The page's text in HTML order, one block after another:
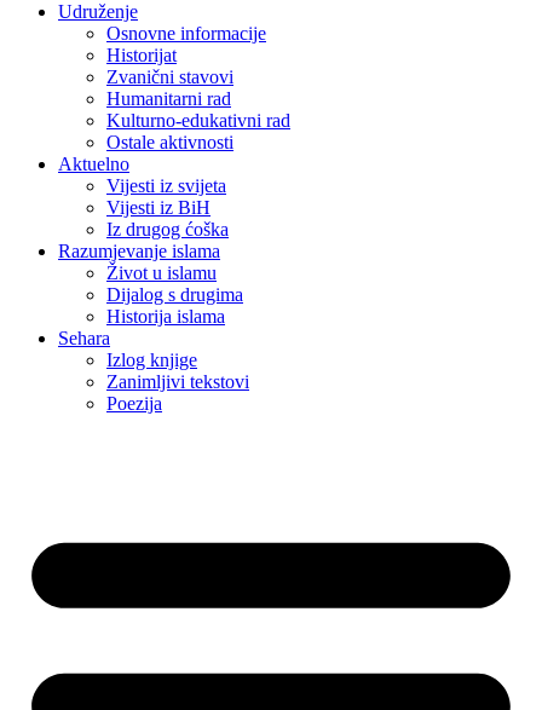
Udruženje
Osnovne informacije
Historijat
Zvanični stavovi
Humanitarni rad
Kulturno-edukativni rad
Ostale aktivnosti
Aktuelno
Vijesti iz svijeta
Vijesti iz BiH
Iz drugog ćoška
Razumjevanje islama
Život u islamu
Dijalog s drugima
Historija islama
Sehara
Izlog knjige
Zanimljivi tekstovi
Poezija